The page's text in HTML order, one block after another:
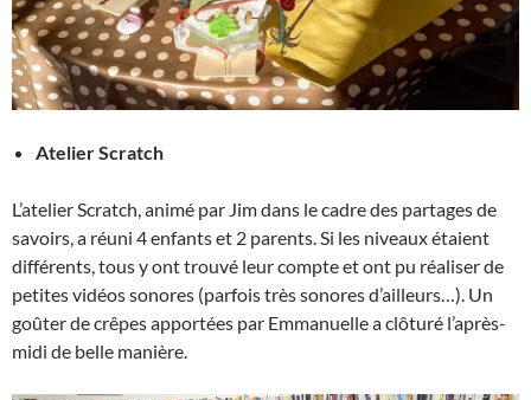
Atelier Scratch
L’atelier Scratch, animé par Jim dans le cadre des partages de
savoirs, a réuni 4 enfants et 2 parents. Si les niveaux étaient
différents, tous y ont trouvé leur compte et ont pu réaliser de
petites vidéos sonores (parfois très sonores d’ailleurs…). Un
goûter de crêpes apportées par Emmanuelle a clôturé l’après-
midi de belle manière.